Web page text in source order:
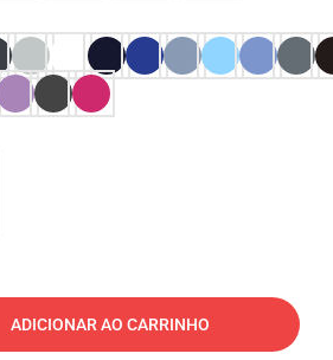
ADICIONAR AO CARRINHO